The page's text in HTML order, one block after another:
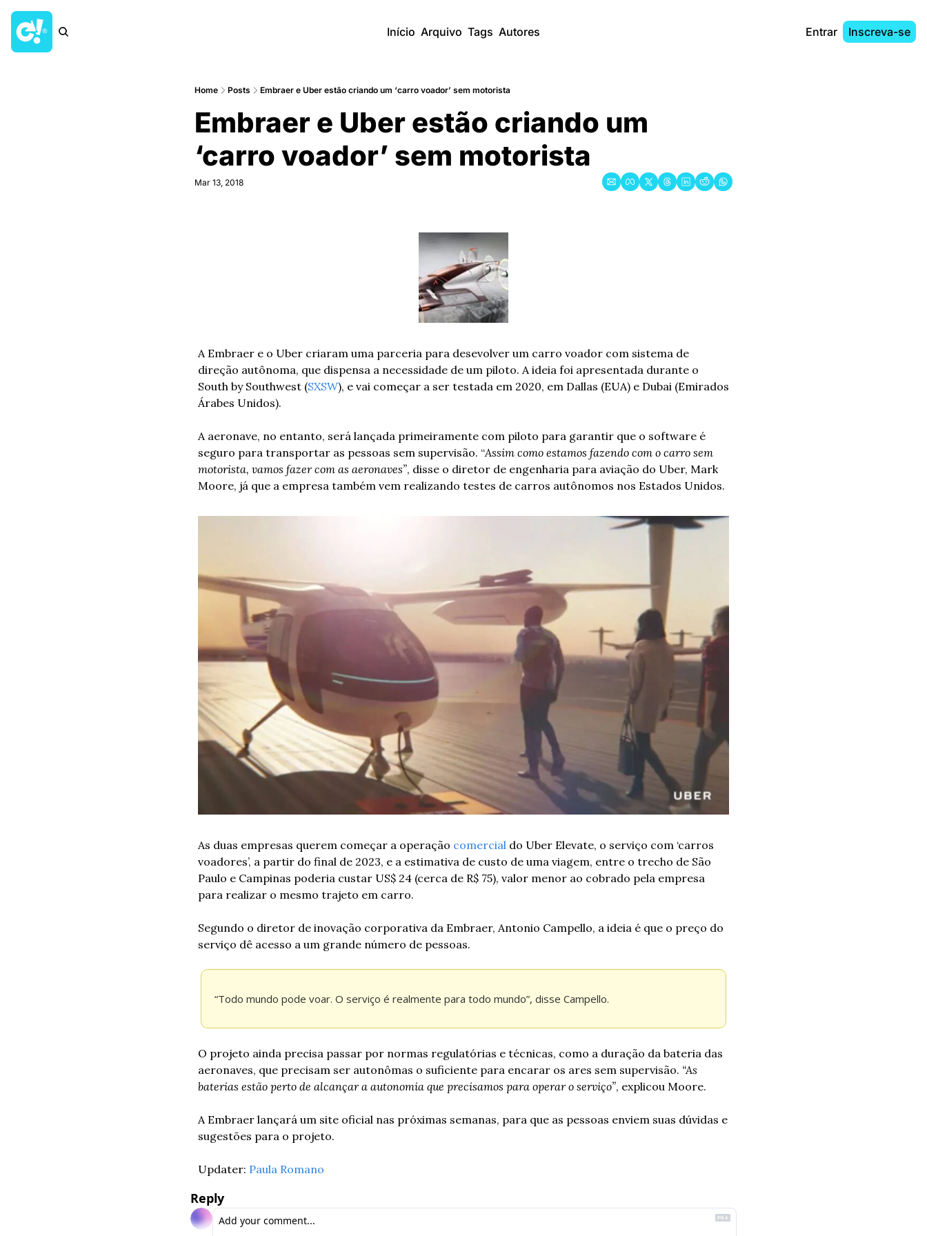
Início Arquivo Tags Autores Entrar Inscreva-se
Home Posts Embraer e Uber estão criando um ‘carro voador’ sem motorista
Embraer e Uber estão criando um
‘carro voador’ sem motorista
Mar 13, 2018
A Embraer e o Uber criaram uma parceria para desevolver um carro voador com sistema de
direção autônoma, que dispensa a necessidade de um piloto. A ideia foi apresentada durante o
South by Southwest (SXSW), e vai começar a ser testada em 2020, em Dallas (EUA) e Dubai (Emirados
Árabes Unidos).
A aeronave, no entanto, será lançada primeiramente com piloto para garantir que o software é
seguro para transportar as pessoas sem supervisão. “Assim como estamos fazendo com o carro sem
motorista, vamos fazer com as aeronaves”, disse o diretor de engenharia para aviação do Uber, Mark
Moore, já que a empresa também vem realizando testes de carros autônomos nos Estados Unidos.
As duas empresas querem começar a operação comercial do Uber Elevate, o serviço com ‘carros
voadores’, a partir do final de 2023, e a estimativa de custo de uma viagem, entre o trecho de São
Paulo e Campinas poderia custar US$ 24 (cerca de R$ 75), valor menor ao cobrado pela empresa
para realizar o mesmo trajeto em carro.
Segundo o diretor de inovação corporativa da Embraer, Antonio Campello, a ideia é que o preço do
serviço dê acesso a um grande número de pessoas.
“Todo mundo pode voar. O serviço é realmente para todo mundo”, disse Campello.
O projeto ainda precisa passar por normas regulatórias e técnicas, como a duração da bateria das
aeronaves, que precisam ser autonômas o suficiente para encarar os ares sem supervisão. “As
baterias estão perto de alcançar a autonomia que precisamos para operar o serviço”, explicou Moore.
A Embraer lançará um site oficial nas próximas semanas, para que as pessoas enviem suas dúvidas e
sugestões para o projeto.
Updater: Paula Romano
Reply